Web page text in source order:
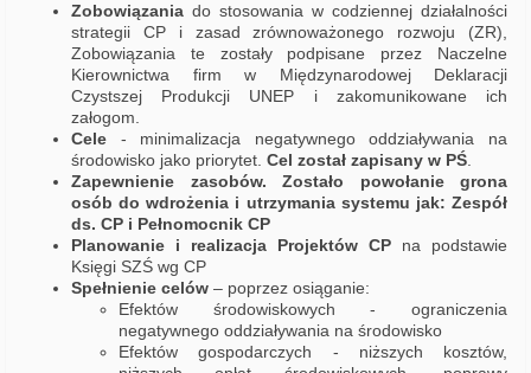
Zobowiązania do stosowania w codziennej działalności
strategii CP i zasad zrównoważonego rozwoju (ZR),
Zobowiązania te zostały podpisane przez Naczelne
Kierownictwa firm w Międzynarodowej Deklaracji
Czystszej Produkcji UNEP i zakomunikowane ich
załogom.
Cele - minimalizacja negatywnego oddziaływania na
środowisko jako priorytet. Cel został zapisany w PŚ
Zapewnienie zasobów. Zostało powołanie grona
osób do wdrożenia i utrzymania systemu jak: Zespół
ds. CP i Pełnomocnik CP
Planowanie i realizacja Projektów CP na podstawie
Księgi SZŚ wg CP
Spełnienie celów – poprzez osiąganie:
Efektów środowiskowych - ograniczenia
negatywnego oddziaływania na środowisko
Efektów gospodarczych - niższych kosztów,